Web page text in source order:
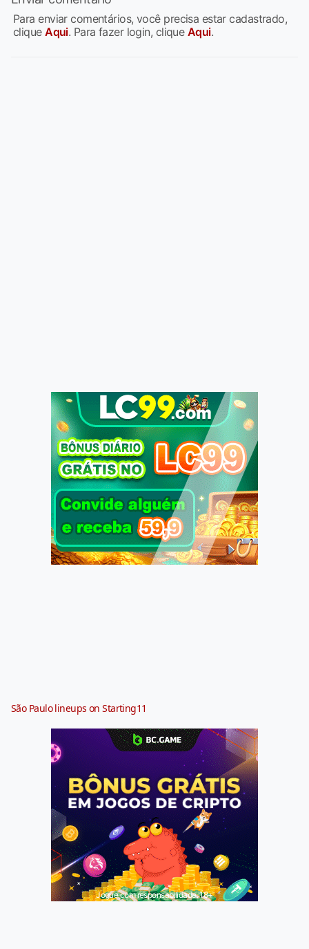
Para enviar comentários, você precisa estar cadastrado,
cliqueAqui. Para fazer login, clique Aqui.
São Paulo lineups on Starting11
Jogue com responsabilidade. 18+